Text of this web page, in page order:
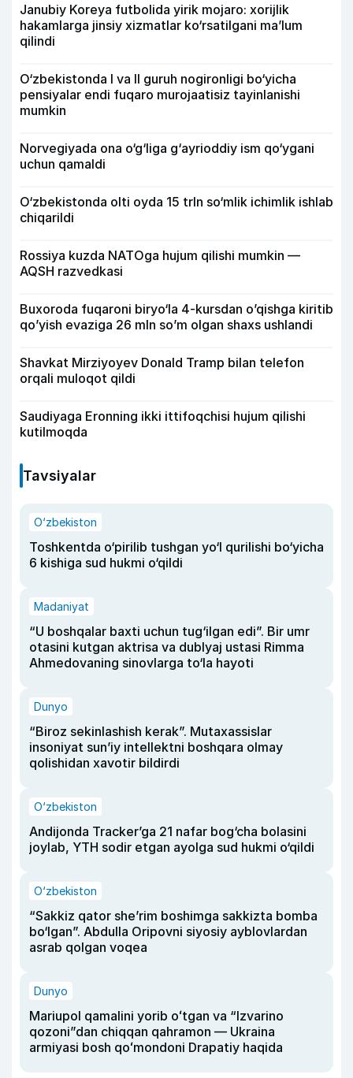
Janubiy Koreya futbolida yirik mojaro: xorijlik
hakamlarga jinsiy xizmatlar ko‘rsatilgani ma’lum
qilindi
O‘zbekistonda I va II guruh nogironligi bo‘yicha
pensiyalar endi fuqaro murojaatisiz tayinlanishi
mumkin
Norvegiyada ona o‘g‘liga g‘ayrioddiy ism qo‘ygani
uchun qamaldi
O‘zbekistonda olti oyda 15 trln so‘mlik ichimlik ishlab
chiqarildi
Rossiya kuzda NATOga hujum qilishi mumkin —
AQSH razvedkasi
Buxoroda fuqaroni biryo‘la 4-kursdan o’qishga kiritib
qo’yish evaziga 26 mln so’m olgan shaxs ushlandi
Shavkat Mirziyoyev Donald Tramp bilan telefon
orqali muloqot qildi
Saudiyaga Eronning ikki ittifoqchisi hujum qilishi
kutilmoqda
Tavsiyalar
O‘zbekiston
Toshkentda o‘pirilib tushgan yo‘l qurilishi bo‘yicha
6 kishiga sud hukmi o‘qildi
Madaniyat
“U boshqalar baxti uchun tug‘ilgan edi”. Bir umr
otasini kutgan aktrisa va dublyaj ustasi Rimma
Ahmedovaning sinovlarga to‘la hayoti
Dunyo
“Biroz sekinlashish kerak”. Mutaxassislar
insoniyat sun’iy intellektni boshqara olmay
qolishidan xavotir bildirdi
O‘zbekiston
Andijonda Tracker’ga 21 nafar bog‘cha bolasini
joylab, YTH sodir etgan ayolga sud hukmi o‘qildi
O‘zbekiston
“Sakkiz qator she’rim boshimga sakkizta bomba
bo‘lgan”. Abdulla Oripovni siyosiy ayblovlardan
asrab qolgan voqea
Dunyo
Mariupol qamalini yorib oʻtgan va “Izvarino
qozoni”dan chiqqan qahramon — Ukraina
armiyasi bosh qoʻmondoni Drapatiy haqida